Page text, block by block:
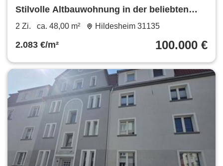
Stilvolle Altbauwohnung in der beliebten
Hildesheimer Oststadt
2 Zi. ca. 48,00 m² Hildesheim 31135
2.083 €/m² 100.000 €